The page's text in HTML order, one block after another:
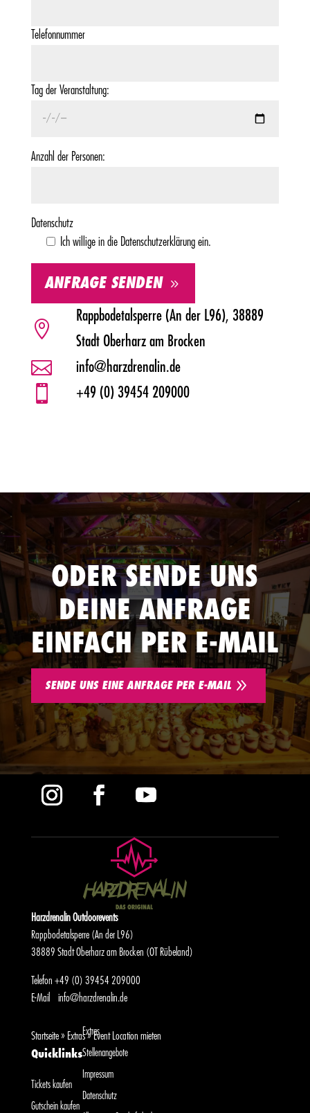
Telefonnummer
Tag der Veranstaltung:
Anzahl der Personen:
Datenschutz
Ich willige in die Datenschutzerklärung ein.
ANFRAGE SENDEN

Rappbodetalsperre (An der L96), 38889
Stadt Oberharz am Brocken
 info@harzdrenalin.de
 +49 (0) 39454 209000
ODER SENDE UNS
DEINE ANFRAGE
EINFACH PER E-MAIL
9
SENDE UNS EINE ANFRAGE PER E-MAIL
Harzdrenalin Outdoorevents
Rappbodetalsperre (An der L96)
38889 Stadt Oberharz am Brocken (OT Rübeland)
Telefon +49 (0) 39454 209000
E-Mail info@harzdrenalin.de
Startseite» Extras»Event Location mieten
Quicklinks
Tickets kaufen
Gutschein kaufen
Extras
Stellenangebote
Impressum
Datenschutz